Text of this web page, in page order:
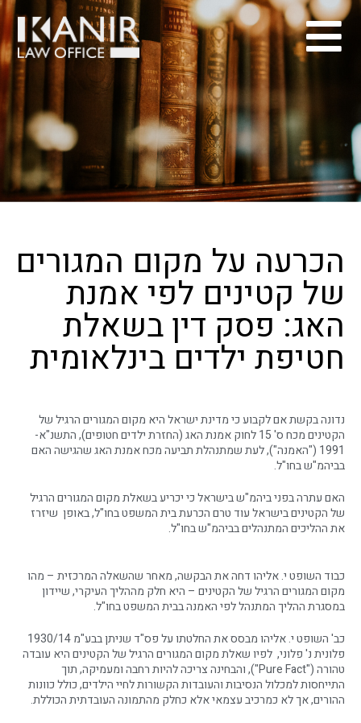
הכרעה על מקום המגורים
של קטינים לפי אמנת
האג: פסק דין בשאלת
חטיפת ילדים בינלאומית
נדונה בקשת אם לקבוע כי מדינת ישראל היא מקום המגורים הרגיל של
הקטינים מכח ס' 15 לחוק אמנת האג (החזרת ילדים חטופים), התשנ"א-
1991 ("האמנה"), לעת שמתנהלת תביעה מכח אמנת האג שהגישה האם
בביהמ"ש בחו"ל.
האם עתרה בפני ביהמ"ש בישראל כי יכריע בשאלת מקום המגורים הרגיל
של הקטינים בישראל עוד טרם הכרעת בית המשפט בחו"ל, באופן שיזרז
את ההליכים המתנהלים בביהמ"ש בחו"ל.
כבוד השופט י. אליהו דחה את הבקשה, מאחר שהשאלה המרכזית – מהו
מקום המגורים הרגיל של הקטינים – היא חלק מההליך העיקרי, שיידון
במסגרת ההליך המתנהל לפי האמנה בבית המשפט בחו"ל.
כב' השופט י. אליהו מבסס את החלטתו על פס"ד שניתן בבע"מ 1930/14
פלונית נ' פלוני, לפיו שאלת מקום המגורים הרגיל של הקטינים היא עובדה
טהורה ("Pure Fact"), והבחינה צריכה להיות רחבה ומעמיקה, תוך
התייחסות למכלול הנסיבות והעובדות הקשורות לחיי הילדים, כולל כוונות
ההורים, אך לא כמרכיב עצמאי אלא כחלק מהתמונה העובדתית הכוללת.